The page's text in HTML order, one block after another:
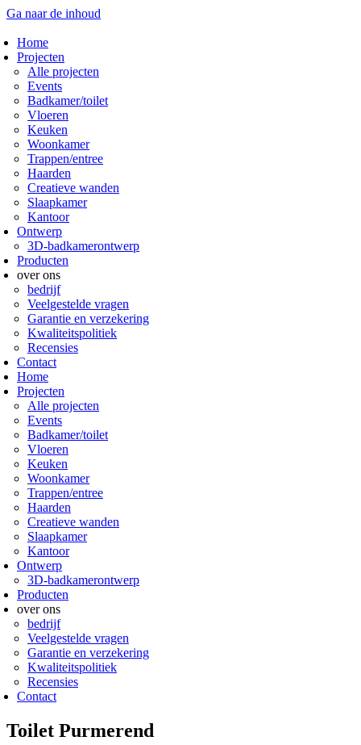
Ga naar de inhoud
Home
Projecten
Alle projecten
Events
Badkamer/toilet
Vloeren
Keuken
Woonkamer
Trappen/entree
Haarden
Creatieve wanden
Slaapkamer
Kantoor
Ontwerp
3D-badkamerontwerp
Producten
over ons
bedrijf
Veelgestelde vragen
Garantie en verzekering
Kwaliteitspolitiek
Recensies
Contact
Home
Projecten
Alle projecten
Events
Badkamer/toilet
Vloeren
Keuken
Woonkamer
Trappen/entree
Haarden
Creatieve wanden
Slaapkamer
Kantoor
Ontwerp
3D-badkamerontwerp
Producten
over ons
bedrijf
Veelgestelde vragen
Garantie en verzekering
Kwaliteitspolitiek
Recensies
Contact
Toilet Purmerend